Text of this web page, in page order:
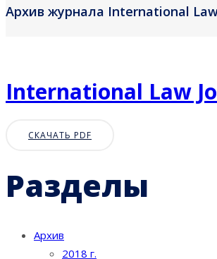
Архив журнала International
International Law
СКАЧАТЬ PDF
Разделы
Архив
2018 г.